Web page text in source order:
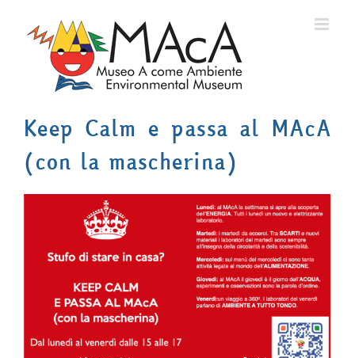
contenuto
Keep Calm e passa al MAcA
(con la mascherina)